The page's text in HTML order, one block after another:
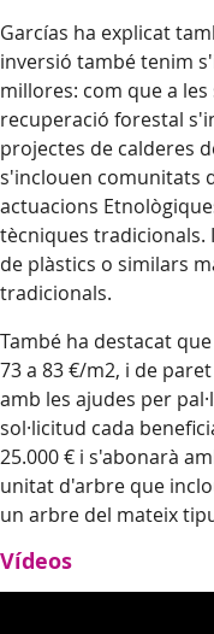
Garcías ha explicat
inversió també tenim
millores: com que a
recuperació forestal
projectes de calderes
s'inclouen comunitats
actuacions
tècniques tradicionals.
de plàstics o similars
tradicionals.
També ha destacat
73 a 83 €/m2, i de
amb les ajudes per
sol·licitud cada
25.000 € i s'abonarà
unitat d'arbre que
un arbre del mateix
Vídeos